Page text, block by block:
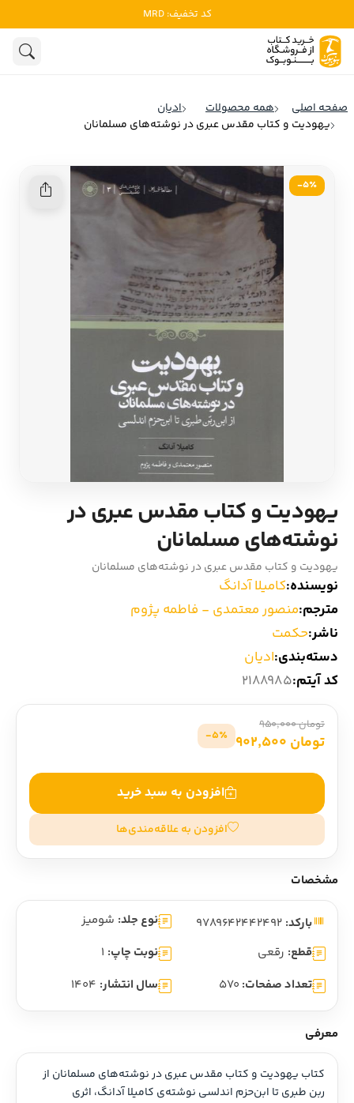
کد تخفیف: MRD
ادبیات
روانشناسی
تاریخ و سیاست
کودک و نوجوان
علوم اجتماعی
ادبیات آمریکا
ادبیات فرانسه
ادبیات ایتالیا
ادبیات روسیه
ادبیات آمریکای لاتین
ادبیات آلمان
ادبیات ترکیه
ادبیات آسیا
سایر کشورهای اروپا
داستان کوتاه
شعر و متون کهن
ادبیات
زندگینامه
ادبیات نمایشی
صفحه اصلی همه محصولات
ادیان
یهودیت و کتاب مقدس عبری در نوشته‌های مسلمانان
5٪-
یهودیت و کتاب مقدس عبری در
نوشته‌های مسلمانان
یهودیت و کتاب مقدس عبری در نوشته‌های مسلمانان
نویسنده:کامیلا آدانگ
مترجم:منصور معتمدی - فاطمه پژوم
ناشر:حکمت
دسته‌بندی:ادیان
کد آیتم:2188985
تومان 950,000
تومان 902,500 5٪-
افزودن به سبد خرید
افزودن به علاقه‌مندی‌ها
مشخصات
بارکد: نوع جلد: شومیز
قطع: رقعی نوبت چاپ: 1
تعداد صفحات: 570 سال انتشار: 1404
معرفی